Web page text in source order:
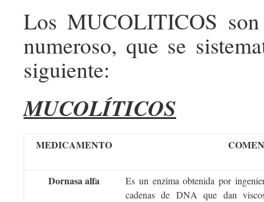
Los MUCOLITICOS
numeroso, que se
siguiente:
MUCOLÍTICOS
MEDICAMENTO
Dornasa alfa
Es un enzima obtenida por
cadenas de DNA que dan